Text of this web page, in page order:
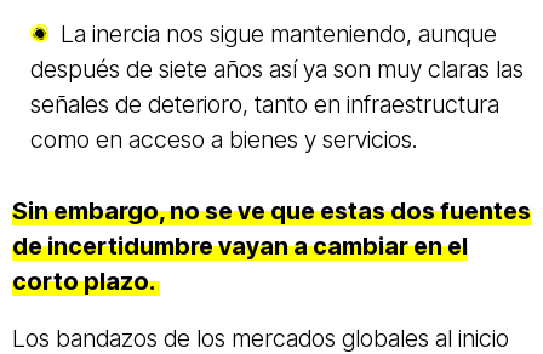
La inercia nos sigue manteniendo, aunque
después de siete años así ya son muy claras las
señales de deterioro, tanto en infraestructura
como en acceso a bienes y servicios.
Sin embargo, no se ve que estas dos fuentes
de incertidumbre vayan a cambiar en el
corto plazo.
Los bandazos de los mercados globales al inicio